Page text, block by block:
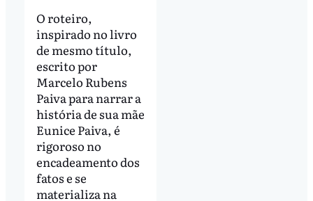
O roteiro,
inspirado no livro
de mesmo título,
escrito por
Marcelo Rubens
Paiva para narrar a
história de sua mãe
Eunice Paiva, é
rigoroso no
encadeamento dos
fatos e se
materializa na